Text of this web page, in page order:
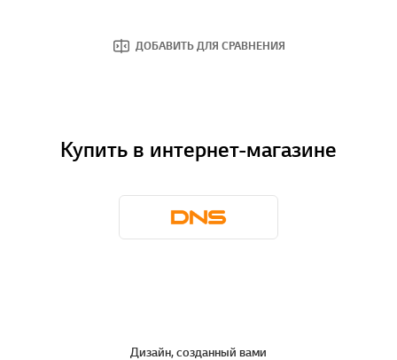
ДОБАВИТЬ ДЛЯ СРАВНЕНИЯ
Купить в интернет-магазине
Дизайн, созданный вами